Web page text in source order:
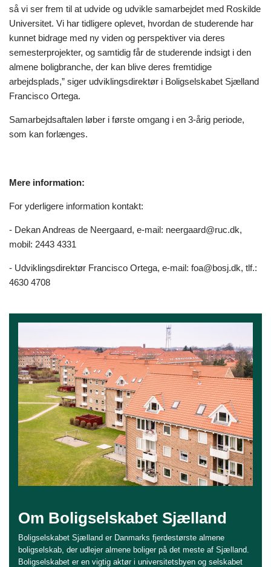
så vi ser frem til at udvide og udvikle samarbejdet med Roskilde
Universitet. Vi har tidligere oplevet, hvordan de studerende har
kunnet bidrage med ny viden og perspektiver via deres
semesterprojekter, og samtidig får de studerende indsigt i den
almene boligbranche, der kan blive deres fremtidige
arbejdsplads,” siger udviklingsdirektør i Boligselskabet Sjælland
Francisco Ortega.
Samarbejdsaftalen løber i første omgang i en 3-årig periode,
som kan forlænges.
Mere information:
For yderligere information kontakt:
- Dekan Andreas de Neergaard, e-mail: neergaard@ruc.dk,
mobil: 2443 4331
- Udviklingsdirektør Francisco Ortega, e-mail: foa@bosj.dk, tlf.:
4630 4708
Om Boligselskabet Sjælland
Boligselskabet Sjælland er Danmarks fjerdestørste almene
boligselskab, der udlejer almene boliger på det meste af Sjælland.
Boligselskabet er en vigtig aktør i universitetsbyen og selskabet